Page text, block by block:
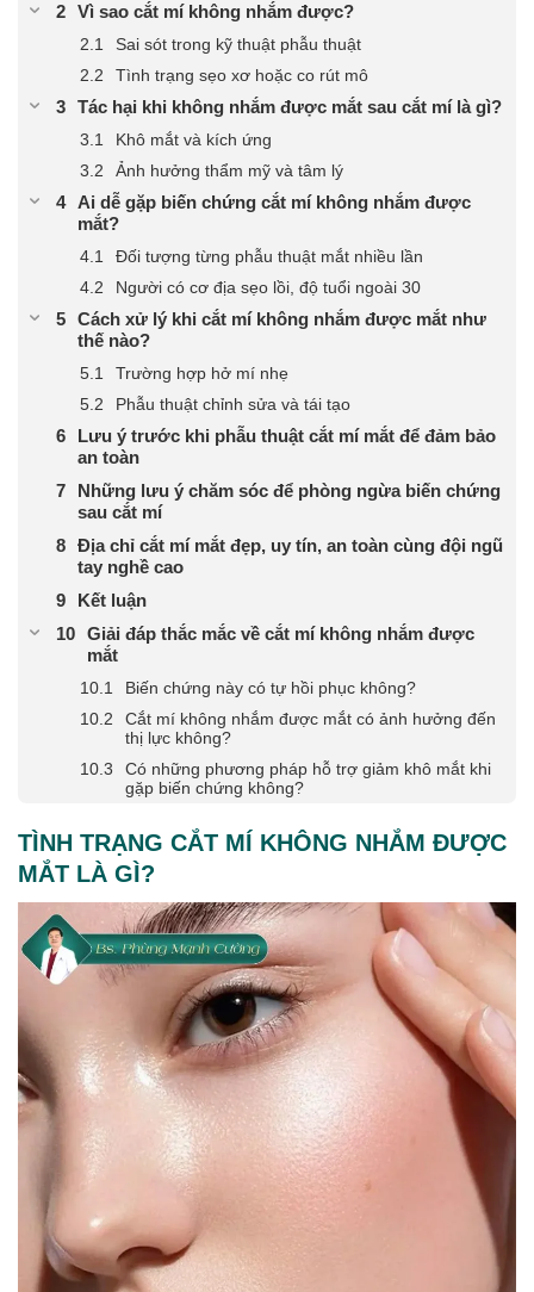
Vì sao cắt mí không nhắm được?
Sai sót trong kỹ thuật phẫu thuật
Tình trạng sẹo xơ hoặc co rút mô
Tác hại khi không nhắm được mắt sau cắt mí là gì?
Khô mắt và kích ứng
Ảnh hưởng thẩm mỹ và tâm lý
Ai dễ gặp biến chứng cắt mí không nhắm được
mắt?
Đối tượng từng phẫu thuật mắt nhiều lần
Người có cơ địa sẹo lồi, độ tuổi ngoài 30
Cách xử lý khi cắt mí không nhắm được mắt như
thế nào?
Trường hợp hở mí nhẹ
Phẫu thuật chỉnh sửa và tái tạo
Lưu ý trước khi phẫu thuật cắt mí mắt để đảm bảo
an toàn
Những lưu ý chăm sóc để phòng ngừa biến chứng
sau cắt mí
Địa chỉ cắt mí mắt đẹp, uy tín, an toàn cùng đội ngũ
tay nghề cao
Kết luận
Giải đáp thắc mắc về cắt mí không nhắm được
mắt
Biến chứng này có tự hồi phục không?
Cắt mí không nhắm được mắt có ảnh hưởng đến
thị lực không?
Có những phương pháp hỗ trợ giảm khô mắt khi
gặp biến chứng không?
TÌNH TRẠNG CẮT MÍ KHÔNG NHẮM ĐƯỢC
MẮT LÀ GÌ?